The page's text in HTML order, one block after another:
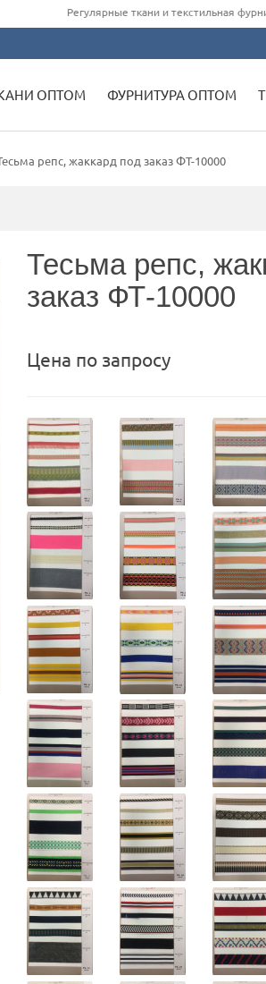
Регулярные ткани и текстильная
ОПТОМ ФУРНИТУРА ОПТОМ
репс, жаккард под заказ ФТ-10000
Тесьма репс,
заказ ФТ-10000
Цена по запросу